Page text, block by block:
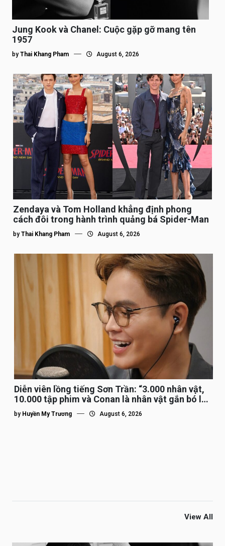
Jung Kook và Chanel: Cuộc gặp gỡ mang tên
1957
by Thai Khang Pham August 6, 2026
Zendaya và Tom Holland khẳng định phong
cách đôi trong hành trình quảng bá Spider-Man
by Thai Khang Pham August 6, 2026
Diễn viên lồng tiếng Sơn Trần: “3.000 nhân vật,
10.000 tập phim và Conan là nhân vật gắn bó lâu
nhất”
by Huyền My Trương August 6, 2026
View All